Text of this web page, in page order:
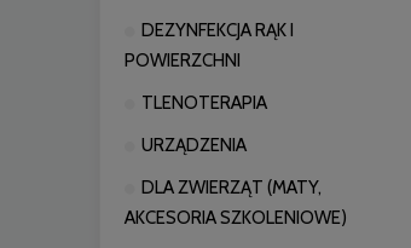
DEZYNFEKCJA RĄK I
POWIERZCHNI
TLENOTERAPIA
URZĄDZENIA
DLA ZWIERZĄT (MATY,
AKCESORIA SZKOLENIOWE)